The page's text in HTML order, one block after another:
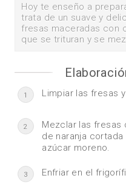
Hoy te enseño a
trata de un suave y
fresas maceradas con
que se trituran y se
1 Limpiar las fresas
2
Mezclar las fresas
de naranja
azúcar moreno.
3 Enfriar en el